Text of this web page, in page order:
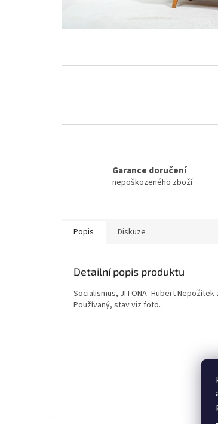
Garance doručení
nepoškozeného zboží
Popis Diskuze
Detailní popis produktu
Socialismus, JITONA- Hubert Nepožitek
Používaný, stav viz foto.